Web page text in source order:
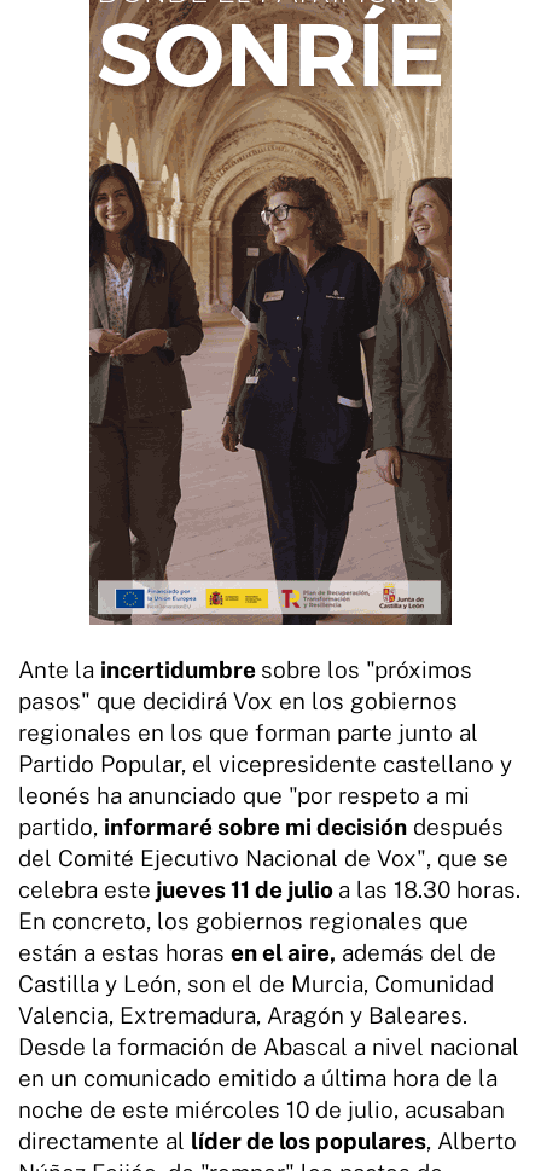
Ante la incertidumbre sobre los "próximos
pasos" que decidirá Vox en los gobiernos
regionales en los que forman parte junto al
Partido Popular, el vicepresidente castellano y
leonés ha anunciado que "por respeto a mi
partido, informaré sobre mi decisión después
del Comité Ejecutivo Nacional de Vox", que se
celebra este jueves 11 de julio a las 18.30 horas.
En concreto, los gobiernos regionales que
están a estas horas en el aire, además del de
Castilla y León, son el de Murcia, Comunidad
Valencia, Extremadura, Aragón y Baleares.
Desde la formación de Abascal a nivel nacional
en un comunicado emitido a última hora de la
noche de este miércoles 10 de julio, acusaban
directamente al líder de los populares, Alberto